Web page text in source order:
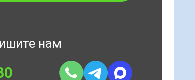
нам